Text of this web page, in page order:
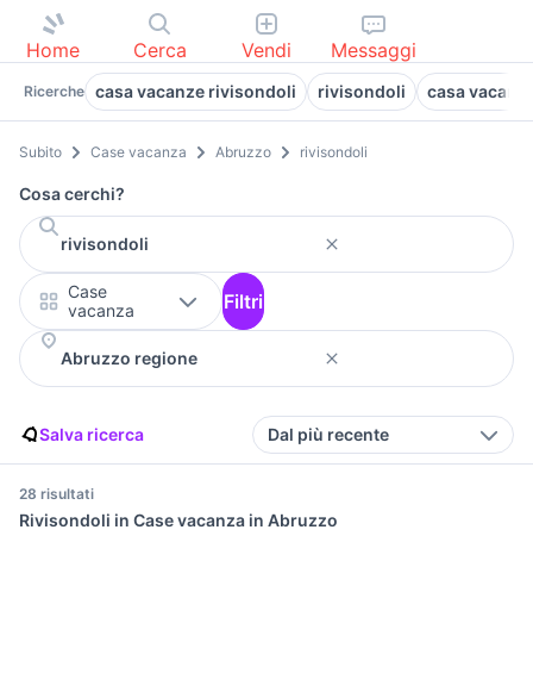
Home Cerca Vendi Messaggi
Ricerche casa vacanze rivisondoli rivisondoli casa
Subito Case vacanza Abruzzo rivisondoli
Cosa cerchi?
Case
vacanza
Filtri
Salva ricerca Dal più recente
28 risultati
Rivisondoli in Case vacanza in Abruzzo